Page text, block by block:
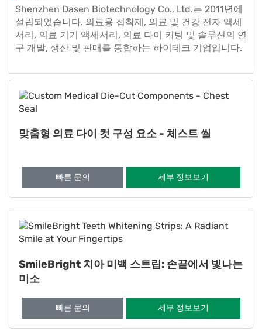
Shenzhen Dasen Biotechnology Co., Ltd.는 2011년에
설립되었습니다. 의료용 접착제, 의료 및 건강 전자 액세
서리, 의료 기기 액세서리, 의료 다이 커팅 및 솔루션의 연
구 개발, 생산 및 판매를 통합하는 하이테크 기업입니다.
맞춤형 의료 다이 컷 구성 요소 - 체스트 씰
빠른 문의 세부 정보보기
SmileBright 치아 미백 스트립: 손끝에서 빛나는
미소
빠른 문의 세부 정보보기